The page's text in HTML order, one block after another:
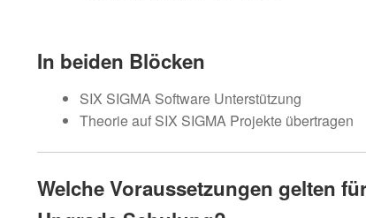
In beiden Blöcken
SIX SIGMA Software Unterstützung
Theorie auf SIX SIGMA Projekte übertragen
Welche Voraussetzungen gelten